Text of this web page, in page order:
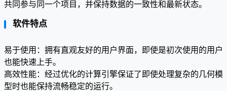
共同参与同一个项目，并保持数据的一致性和最新状态。
软件特点
易于使用：拥有直观友好的用户界面，即使是初次使用的用户
也能快速上手。
高效性能：经过优化的计算引擎保证了即使处理复杂的几何模
型时也能保持流畅稳定的运行。